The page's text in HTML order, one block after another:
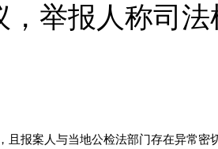
举报人称司法
报案人与当地公检法部门存在异常密